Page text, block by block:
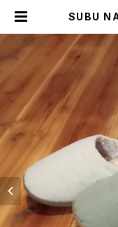
SUBU NANNEN